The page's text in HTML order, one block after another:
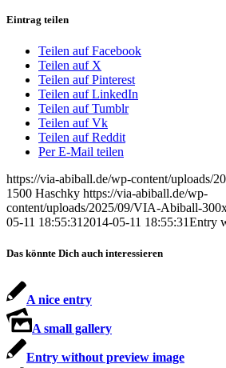
Eintrag teilen
Teilen auf Facebook
Teilen auf X
Teilen auf Pinterest
Teilen auf LinkedIn
Teilen auf Tumblr
Teilen auf Vk
Teilen auf Reddit
Per E-Mail teilen
https://via-abiball.de/wp-content/uploads/
1500 Haschky https://via-abiball.de/wp-
content/uploads/2025/09/VIA-Abiball-
05-11 18:55:31 2014-05-11 18:55:31Entry
Das könnte Dich auch interessieren
A nice entry
A small gallery
Entry without preview image